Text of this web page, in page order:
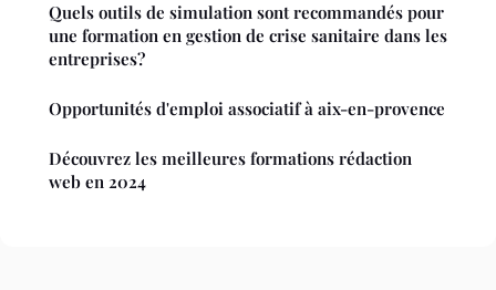
Quels outils de simulation sont recommandés pour
une formation en gestion de crise sanitaire dans les
entreprises?
Opportunités d'emploi associatif à aix-en-provence
Découvrez les meilleures formations rédaction
web en 2024